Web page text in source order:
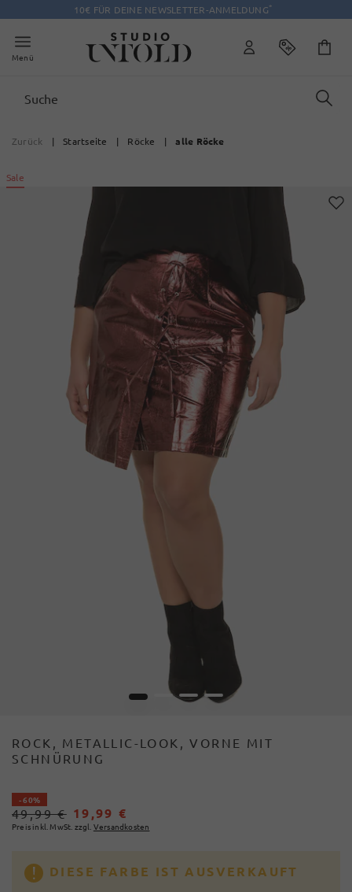
10€ FÜR DEINE NEWSLETTER-ANMELDUNG*
Menü
Zurück | Startseite | Röcke | alle Röcke
Sale
1 3 4
ROCK, METALLIC-LOOK, VORNE MIT
SCHNÜRUNG
- 60%
49,99 € 19,99 €
Preis inkl. MwSt. zzgl. Versandkosten
DIESE FARBE IST AUSVERKAUFT